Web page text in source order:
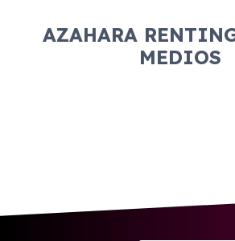
AZAHARA
MEDIOS